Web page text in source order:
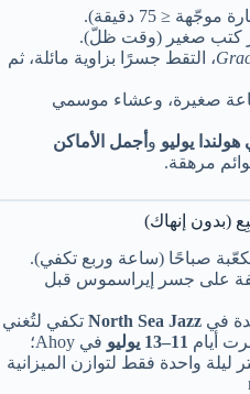
≤ 75 دقيقة).
كتب صغير (وقت ظلّ).
، التقط جسرًا بزاوية مائلة، ثم
صغيرة، وعشاء موسمي
يوليو و أجمل الأماكن
مرهقة.
على جسر إيراسموس قبل
في North Sea Jazz تكفي لتُغني
11–13 يوليو
في Ahoy؛
ليلة واحدة فقط لتوازن الميزانية